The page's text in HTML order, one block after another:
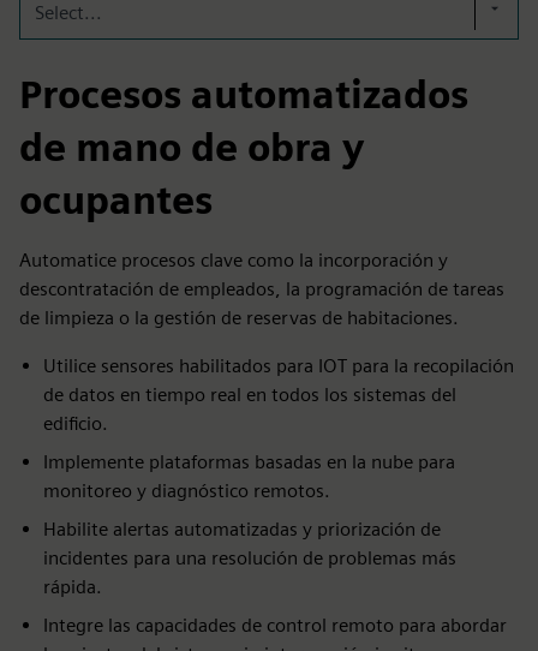
Select...
Procesos automatizados
de mano de obra y
ocupantes
Automatice procesos clave como la incorporación y
descontratación de empleados, la programación de tareas
de limpieza o la gestión de reservas de habitaciones.
Utilice sensores habilitados para IOT para la recopilación
de datos en tiempo real en todos los sistemas del
edificio.
Implemente plataformas basadas en la nube para
monitoreo y diagnóstico remotos.
Habilite alertas automatizadas y priorización de
incidentes para una resolución de problemas más
rápida.
Integre las capacidades de control remoto para abordar